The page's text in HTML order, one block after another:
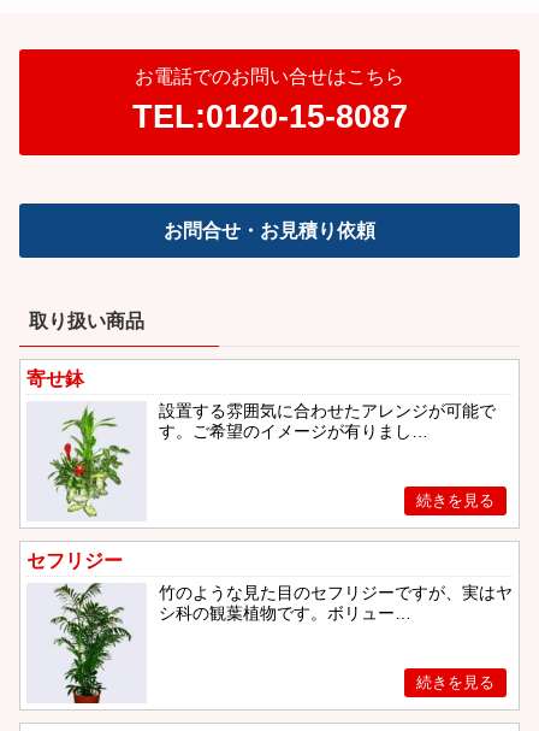
お電話でのお問い合せはこちら
TEL:0120-15-8087
お問合せ・お見積り依頼
取り扱い商品
寄せ鉢
設置する雰囲気に合わせたアレンジが可能で
す。ご希望のイメージが有りまし…
セフリジー
竹のような見た目のセフリジーですが、実はヤ
シ科の観葉植物です。ボリュー…